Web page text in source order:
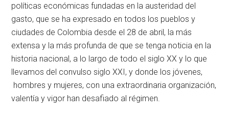
políticas económicas fundadas en la austeridad del
gasto, que se ha expresado en todos los pueblos y
ciudades de Colombia desde el 28 de abril, la más
extensa y la más profunda de que se tenga noticia en la
historia nacional, a lo largo de todo el siglo XX y lo que
llevamos del convulso siglo XXI, y donde los jóvenes,
hombres y mujeres, con una extraordinaria organización,
valentía y vigor han desafiado al régimen.